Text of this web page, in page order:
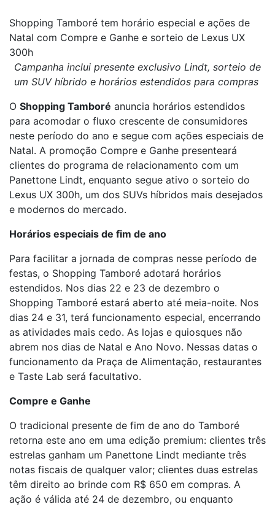
Shopping Tamboré tem horário especial e ações de
Natal com Compre e Ganhe e sorteio de Lexus UX
300h
Campanha inclui presente exclusivo Lindt, sorteio de
um SUV híbrido e horários estendidos para compras
O Shopping Tamboré anuncia horários estendidos
para acomodar o fluxo crescente de consumidores
neste período do ano e segue com ações especiais de
Natal. A promoção Compre e Ganhe presenteará
clientes do programa de relacionamento com um
Panettone Lindt, enquanto segue ativo o sorteio do
Lexus UX 300h, um dos SUVs híbridos mais desejados
e modernos do mercado.
Horários especiais de fim de ano
Para facilitar a jornada de compras nesse período de
festas, o Shopping Tamboré adotará horários
estendidos. Nos dias 22 e 23 de dezembro o
Shopping Tamboré estará aberto até meia-noite. Nos
dias 24 e 31, terá funcionamento especial, encerrando
as atividades mais cedo. As lojas e quiosques não
abrem nos dias de Natal e Ano Novo. Nessas datas o
funcionamento da Praça de Alimentação, restaurantes
e Taste Lab será facultativo.
Compre e Ganhe
O tradicional presente de fim de ano do Tamboré
retorna este ano em uma edição premium: clientes três
estrelas ganham um Panettone Lindt mediante três
notas fiscais de qualquer valor; clientes duas estrelas
têm direito ao brinde com R$ 650 em compras. A
ação é válida até 24 de dezembro, ou enquanto